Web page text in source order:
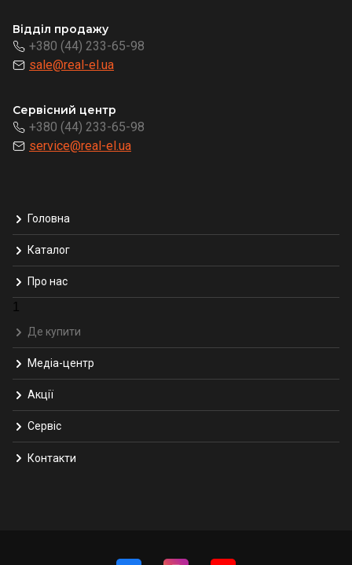
Відділ продажу
+380 (44) 233-65-98
sale@real-el.ua
Сервісний центр
+380 (44) 233-65-98
service@real-el.ua
Головна
Каталог
Про нас
1
Де купити
Медіа-центр
Акції
Сервіс
Контакти